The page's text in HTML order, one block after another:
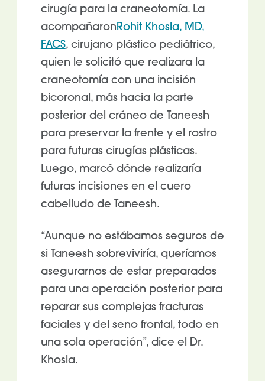
cirugía para la craneotomía. La
acompañaronRohit Khosla, MD,
FACS, cirujano plástico pediátrico,
quien le solicitó que realizara la
craneotomía con una incisión
bicoronal, más hacia la parte
posterior del cráneo de Taneesh
para preservar la frente y el rostro
para futuras cirugías plásticas.
Luego, marcó dónde realizaría
futuras incisiones en el cuero
cabelludo de Taneesh.
“Aunque no estábamos seguros de
si Taneesh sobreviviría, queríamos
asegurarnos de estar preparados
para una operación posterior para
reparar sus complejas fracturas
faciales y del seno frontal, todo en
una sola operación”, dice el Dr.
Khosla.